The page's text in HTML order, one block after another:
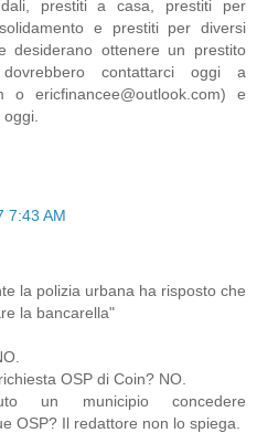
prestiti a casa, prestiti per
e prestiti per diversi
desiderano ottenere un prestito
contattarci oggi a
o ericfinancee@outlook.com) e
7:43 AM
la polizia urbana ha risposto che
la bancarella"
OSP di Coin? NO.
un municipio concedere
OSP? Il redattore non lo spiega.